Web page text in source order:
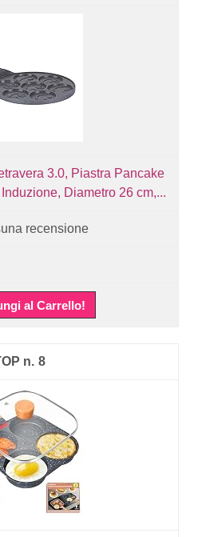
3.0, Piastra Pancake
Diametro 26 cm,...
recensione
al Carrello!
8